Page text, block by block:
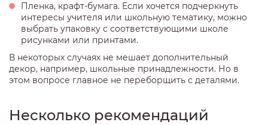
Пленка, крафт-бумага. Если хочется подчеркнуть
интересы учителя или школьную тематику, можно
выбрать упаковку с соответствующими школе
рисунками или принтами.
В некоторых случаях не мешает дополнительный
декор, например, школьные принадлежности. Но в
этом вопросе главное не переборщить с деталями.
Несколько рекомендаций